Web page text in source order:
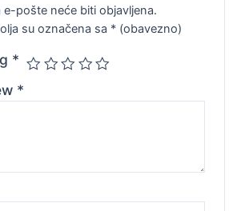
e-pošte neće biti objavljena.
su označena sa * (obavezno)
*
*